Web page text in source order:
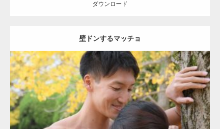
ダウンロード
壁ドンするマッチョ
Update: 2021.07.8
Category:公園のマッチョ その他 AKIHITO(細マッチョ) 大胸筋 肩 腹
筋
【YouTube】マッチョフリー素材メンバーが